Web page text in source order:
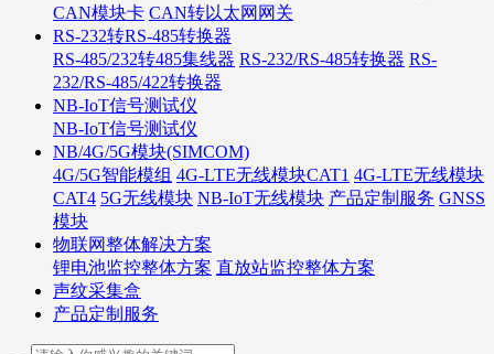
CAN模块卡 CAN转以太网网关
RS-232转RS-485转换器
RS-485/232转485集线器 RS-232/RS-485转换器 RS-
232/RS-485/422转换器
NB-IoT信号测试仪
NB-IoT信号测试仪
NB/4G/5G模块(SIMCOM)
4G/5G智能模组 4G-LTE无线模块CAT1 4G-LTE无线模块
CAT4 5G无线模块 NB-IoT无线模块 产品定制服务 GNSS
模块
物联网整体解决方案
锂电池监控整体方案 直放站监控整体方案
声纹采集盒
产品定制服务